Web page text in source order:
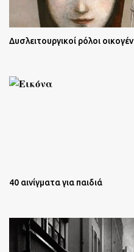
Δυσλειτουργικοί ρόλοι
40 αινίγματα για παιδιά